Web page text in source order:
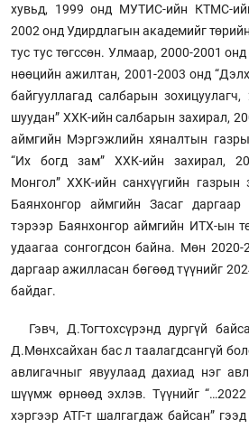
хувьд, 1999 онд МУТИС-ийн КТМС-
2002 онд Удирдлагын академийг
тус тус төгссөн. Улмаар, 2000-2001
нөөцийн ажилтан, 2001-2003 онд
байгууллагад салбарын
шуудан” ХХК-ийн салбарын захирал,
аймгийн Мэргэжлийн хяналтын
“Их богд зам” ХХК-ийн захирал,
Монгол” ХХК-ийн санхүүгийн газрын
Баянхонгор аймгийн Засаг
тэрээр Баянхонгор аймгийн ИТХ-ын
удаагаа сонгогдсон байна. Мөн
даргаар ажилласан бөгөөд түүнийг
байдаг.
Гэвч, Д.Тогтохсүрэнд дургүй
Д.Мөнхсайхан бас л таалагдсангүй
авлигачныг явуулаад дахиад нэг
шүүмж өрнөөд эхлэв. Түүнийг
хэргээр АТГ-т шалгагдаж байсан”